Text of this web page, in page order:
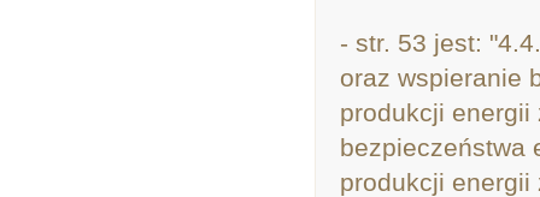
- str. 53 jest:
oraz wspieranie
produkcji energii
bezpieczeństwa
produkcji energii